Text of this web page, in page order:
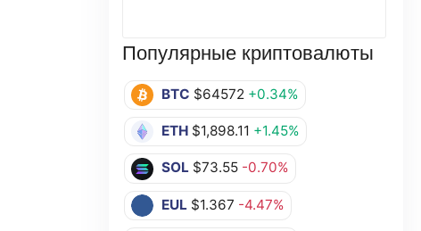
Популярные криптовалюты
BTC $64572 +0.34%
ETH $1,898.11 +1.45%
SOL $73.55 -0.70%
EUL $1.367 -4.47%